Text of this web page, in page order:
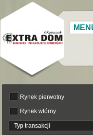
Rynek pierwotny
Rynek wtórny
Typ transakcji